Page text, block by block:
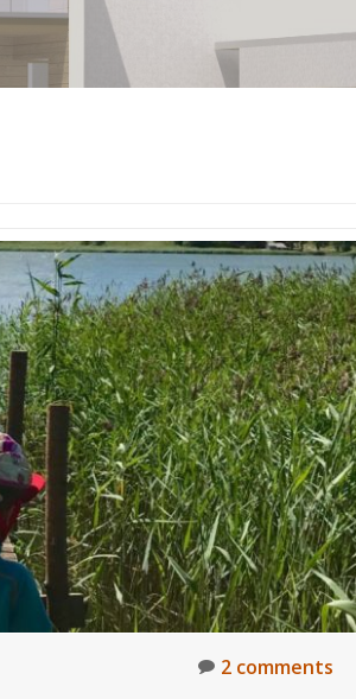
2 comments